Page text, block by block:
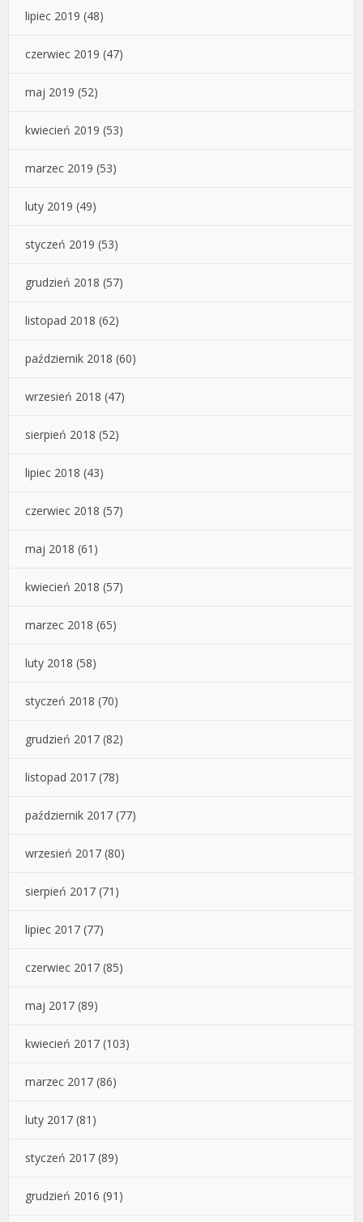
lipiec 2019 (48)
czerwiec 2019 (47)
maj 2019 (52)
kwiecień 2019 (53)
marzec 2019 (53)
luty 2019 (49)
styczeń 2019 (53)
grudzień 2018 (57)
listopad 2018 (62)
październik 2018 (60)
wrzesień 2018 (47)
sierpień 2018 (52)
lipiec 2018 (43)
czerwiec 2018 (57)
maj 2018 (61)
kwiecień 2018 (57)
marzec 2018 (65)
luty 2018 (58)
styczeń 2018 (70)
grudzień 2017 (82)
listopad 2017 (78)
październik 2017 (77)
wrzesień 2017 (80)
sierpień 2017 (71)
lipiec 2017 (77)
czerwiec 2017 (85)
maj 2017 (89)
kwiecień 2017 (103)
marzec 2017 (86)
luty 2017 (81)
styczeń 2017 (89)
grudzień 2016 (91)